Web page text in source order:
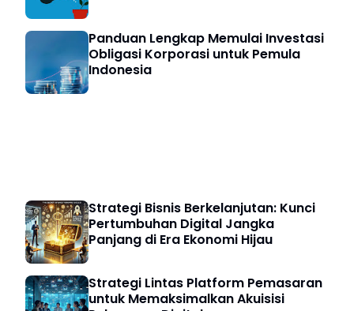
Panduan Lengkap Memulai Investasi
Obligasi Korporasi untuk Pemula
Indonesia
Strategi Bisnis Berkelanjutan: Kunci
Pertumbuhan Digital Jangka
Panjang di Era Ekonomi Hijau
Strategi Lintas Platform Pemasaran
untuk Memaksimalkan Akuisisi